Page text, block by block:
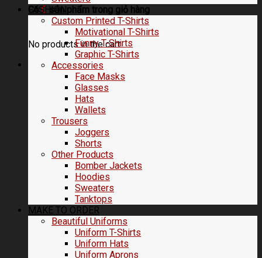
Có0 sản phẩm trong giỏ hàng
No products in the cart.
FASHION
Custom Printed T-Shirts
Motivational T-Shirts
Funny T-Shirts
Graphic T-Shirts
Accessories
Face Masks
Glasses
Hats
Wallets
Trousers
Joggers
Shorts
Other Products
Bomber Jackets
Hoodies
Sweaters
Tanktops
MAKE TO ORDER
Beautiful Uniforms
Uniform T-Shirts
Uniform Hats
Uniform Aprons